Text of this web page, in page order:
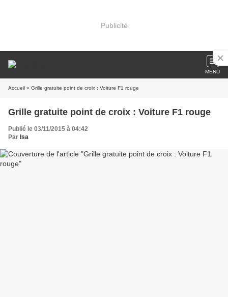
Publicité
MENU
Accueil » Grille gratuite point de croix : Voiture F1 rouge
Grille gratuite point de croix : Voiture F1 rouge
Publié le 03/11/2015 à 04:42
Par Isa